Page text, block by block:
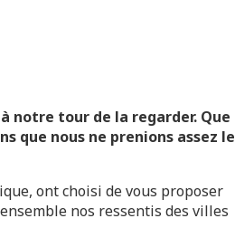
notre tour de la regarder. Que
que nous ne prenions assez le
ont choisi de vous proposer
nos ressentis des villes